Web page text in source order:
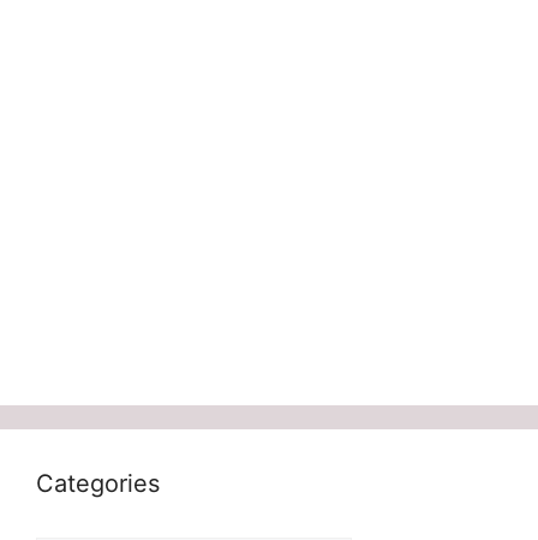
Categories